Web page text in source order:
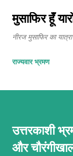
मुसाफिर हूँ
नीरज मुसाफिर का
राज्यवार भ्रमण
उत्तरकाशी
और